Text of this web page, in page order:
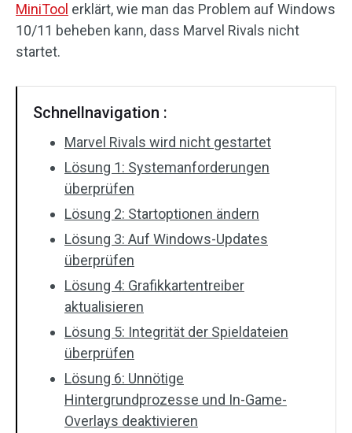
MiniTool erklärt, wie man das Problem auf Windows
10/11 beheben kann, dass Marvel Rivals nicht
startet.
Schnellnavigation :
Marvel Rivals wird nicht gestartet
Lösung 1: Systemanforderungen
überprüfen
Lösung 2: Startoptionen ändern
Lösung 3: Auf Windows-Updates
überprüfen
Lösung 4: Grafikkartentreiber
aktualisieren
Lösung 5: Integrität der Spieldateien
überprüfen
Lösung 6: Unnötige
Hintergrundprozesse und In-Game-
Overlays deaktivieren